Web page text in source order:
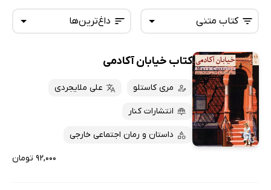
داغ‌ترین‌ها
تازه‌ها
داغ‌ترین‌ها
پربحث‌ها
کتاب متنی
همه کتاب‌ها
کتاب‌های صوتی
کتاب‌های متنی
کتاب خیابان آکادمی
مری کاستلو علی ملایجردی
انتشارات کنار
داستان و رمان اجتماعی خارجی
۹۲,۰۰۰ تومان